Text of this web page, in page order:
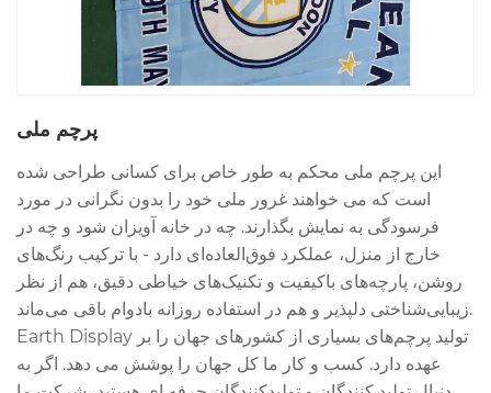
پرچم ملی
این پرچم ملی محکم به طور خاص برای کسانی طراحی شده
است که می خواهند غرور ملی خود را بدون نگرانی در مورد
فرسودگی به نمایش بگذارند. چه در خانه آویزان شود و چه در
خارج از منزل، عملکرد فوق‌العاده‌ای دارد - با ترکیب رنگ‌های
روشن، پارچه‌های باکیفیت و تکنیک‌های خیاطی دقیق، هم از نظر
زیبایی‌شناختی دلپذیر و هم در استفاده روزانه بادوام باقی می‌ماند.
Earth Display تولید پرچم‌های بسیاری از کشورهای جهان را بر
عهده دارد. کسب و کار ما کل جهان را پوشش می دهد. اگر به